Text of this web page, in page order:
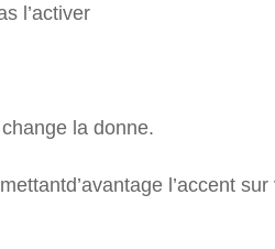
l’activer
change la donne.
l’accent